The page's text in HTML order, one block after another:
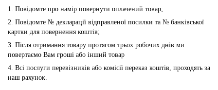
1. Повідомте про намір повернути оплачений товар;
2. Повідомте № декларації відправленої посилки та № банківської
картки для повернення коштів;
3. Після отримання товару протягом трьох робочих днів ми
повертаємо Вам гроші або інший товар
4. Всі послуги перевізників або комісії переказ коштів, проходять за
наш рахунок.